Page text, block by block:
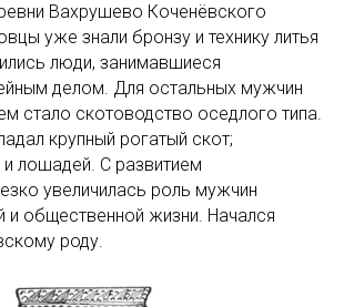
Вахрушево Коченёвского
уже знали бронзу и технику литья
люди, занимавшиеся
делом. Для остальных мужчин
стало скотоводство оседлого типа.
крупный рогатый скот;
лошадей. С развитием
увеличилась роль мужчин
и общественной жизни. Начался
роду.